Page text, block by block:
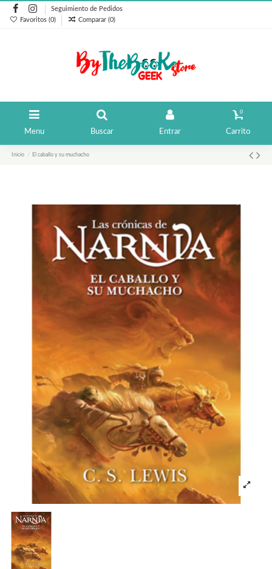
Seguimiento de Pedidos
Favoritos (0) Comparar (0)
Menu Buscar Entrar
0
Carrito
Inicio El caballo y su muchacho